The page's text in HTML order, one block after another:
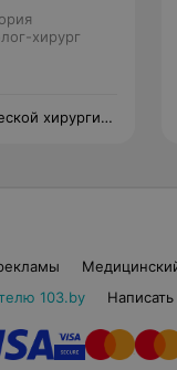
хирург
хирургии
103.by